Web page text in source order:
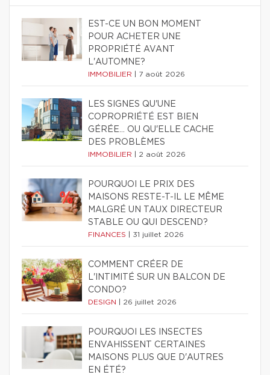
EST-CE UN BON MOMENT
POUR ACHETER UNE
PROPRIÉTÉ AVANT
L'AUTOMNE?
IMMOBILIER 7 août 2026
LES SIGNES QU'UNE
COPROPRIÉTÉ EST BIEN
GÉRÉE… OU QU'ELLE CACHE
DES PROBLÈMES
IMMOBILIER 2 août 2026
POURQUOI LE PRIX DES
MAISONS RESTE-T-IL LE MÊME
MALGRÉ UN TAUX DIRECTEUR
STABLE OU QUI DESCEND?
FINANCES 31 juillet 2026
COMMENT CRÉER DE
L'INTIMITÉ SUR UN BALCON DE
CONDO?
DESIGN 26 juillet 2026
POURQUOI LES INSECTES
ENVAHISSENT CERTAINES
MAISONS PLUS QUE D'AUTRES
EN ÉTÉ?